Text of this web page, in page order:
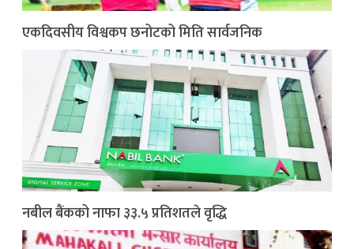
एकदिवसीय विश्वकप छनोटको मिति सार्वजनिक
नबील बैंकको नाफा ३३.५ प्रतिशतले वृद्धि